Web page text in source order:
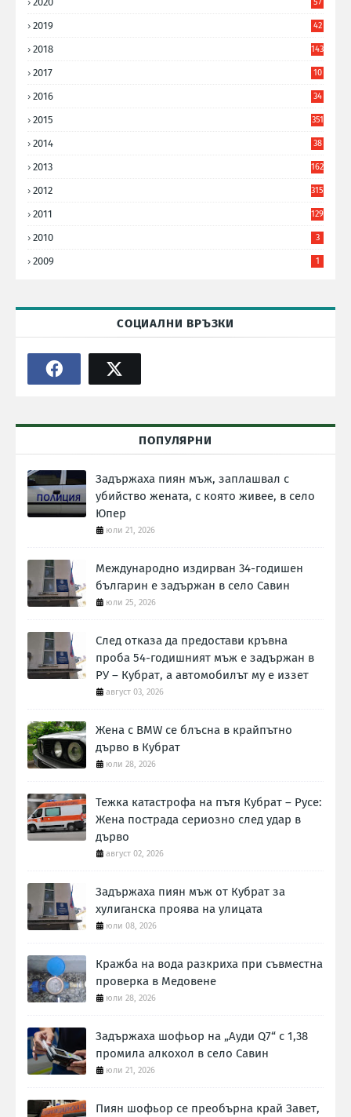
57
2019
42
2018 143
2017
10
2016
34
2015 351
2014
38
2013 162
2012 315
2011 129
2010 3
2009 1
СОЦИАЛНИ ВРЪЗКИ
ПОПУЛЯРНИ
Задържаха пиян мъж, заплашвал с
убийство жената, с която живее, в село
Юпер
юли 21, 2026
Международно издирван 34-годишен
българин е задържан в село Савин
юли 25, 2026
След отказа да предостави кръвна
проба 54-годишният мъж е задържан в
РУ – Кубрат, а автомобилът му е иззет
август 03, 2026
Жена с BMW се блъсна в крайпътно
дърво в Кубрат
юли 28, 2026
Тежка катастрофа на пътя Кубрат – Русе:
Жена пострада сериозно след удар в
дърво
август 02, 2026
Задържаха пиян мъж от Кубрат за
хулиганска проява на улицата
юли 08, 2026
Кражба на вода разкриха при съвместна
проверка в Медовене
юли 28, 2026
Задържаха шофьор на „Ауди Q7“ с 1,38
промила алкохол в село Савин
юли 21, 2026
Пиян шофьор се преобърна край Завет,